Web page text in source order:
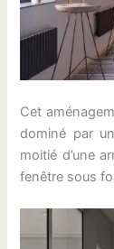
Cet
dominé par
moitié d’une
fenêtre sous